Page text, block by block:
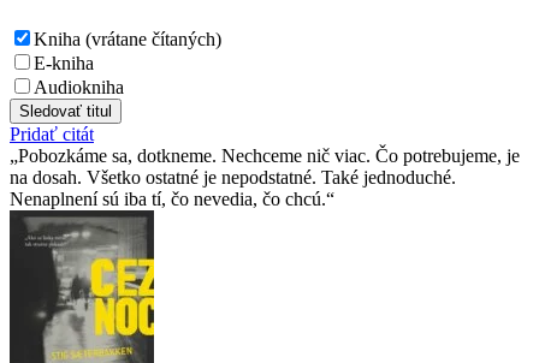
Kniha (vrátane čítaných)
E-kniha
Audiokniha
Sledovať titul
Pridať citát
Pobozkáme sa, dotkneme. Nechceme nič viac. Čo potrebujeme, je
na dosah. Všetko ostatné je nepodstatné. Také jednoduché.
Nenaplnení sú iba tí, čo nevedia, čo chcú.